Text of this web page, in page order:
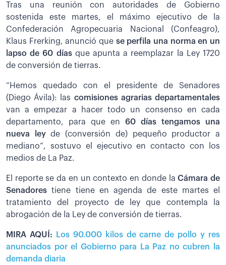
Tras una reunión con autoridades de Gobierno
sostenida este martes, el máximo ejecutivo de la
Confederación Agropecuaria Nacional (Confeagro),
Klaus Frerking, anunció que se perfila una norma en un
lapso de 60 días que apunta a reemplazar la Ley 1720
de conversión de tierras.
“Hemos quedado con el presidente de Senadores
(Diego Ávila): las comisiones agrarias departamentales
van a empezar a hacer todo un consenso en cada
departamento, para que en 60 días tengamos una
nueva leyde (conversión de) pequeño productor a
mediano”, sostuvo el ejecutivo en contacto con los
medios de La Paz.
El reporte se da en un contexto en donde laCámara de
Senadorestiene tiene en agenda de este martes el
tratamiento del proyecto de ley que contempla la
abrogación de la Ley de conversión de tierras.
MIRA AQUÍ:
Los 90.000 kilos de carne de pollo y res
anunciados por el Gobierno para La Paz no cubren la
demanda diaria